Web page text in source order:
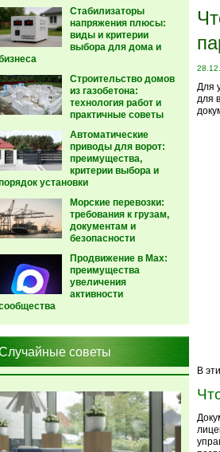
Стабилизаторы
напряжения плюсы:
виды и критерии
выбора для дома и
Строительство домов
из газобетона:
технология работ и
практичные советы
Автоматические
приводы для ворот:
преимущества,
критерии выбора и
установки
Морские перевозки:
требования к грузам,
документам и
безопасности
Продвижение в Max:
преимущества
увеличения
активности
советы
Для
для
В